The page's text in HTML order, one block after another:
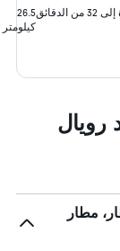
26.5
كيلومتر
رويال
مطار